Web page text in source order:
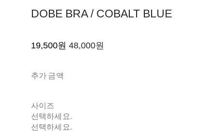
DOBE BRA / COBALT BLUE
19,500원 48,000원
추가 금액
사이즈
선택하세요.
선택하세요.